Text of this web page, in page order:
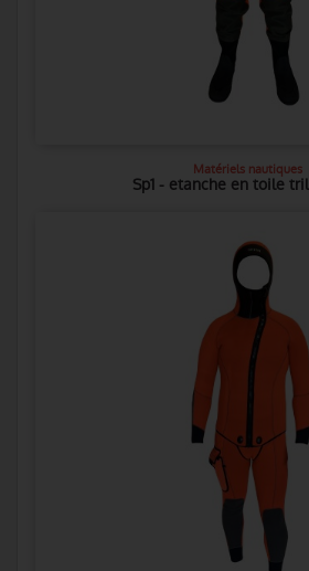
Matériels nautiques
Sp1 - etanche en toile